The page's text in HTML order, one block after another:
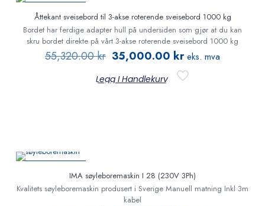
PÅ TILBUD
Åttekant sveisebord til 3-akse roterende sveisebord 1000 kg
Bordet har ferdige adapter hull på undersiden som gjør at du kan
skru bordet direkte på vårt 3-akse roterende sveisebord 1000 kg
55,320.00kr 35,000.00 kr eks. mva
Legg I Handlekurv
PÅ TILBUDIMA søyleboremaskin I 28 (230V 3Ph)
Kvalitets søyleboremaskin produsert i Sverige Manuell matning Inkl 3m
kabel